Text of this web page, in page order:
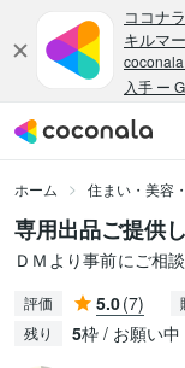
ホーム 住まい・美容
専用出品ご提供
ＤＭより事前にご相
評価 5.0(7)
残り 5枠 / お願い中